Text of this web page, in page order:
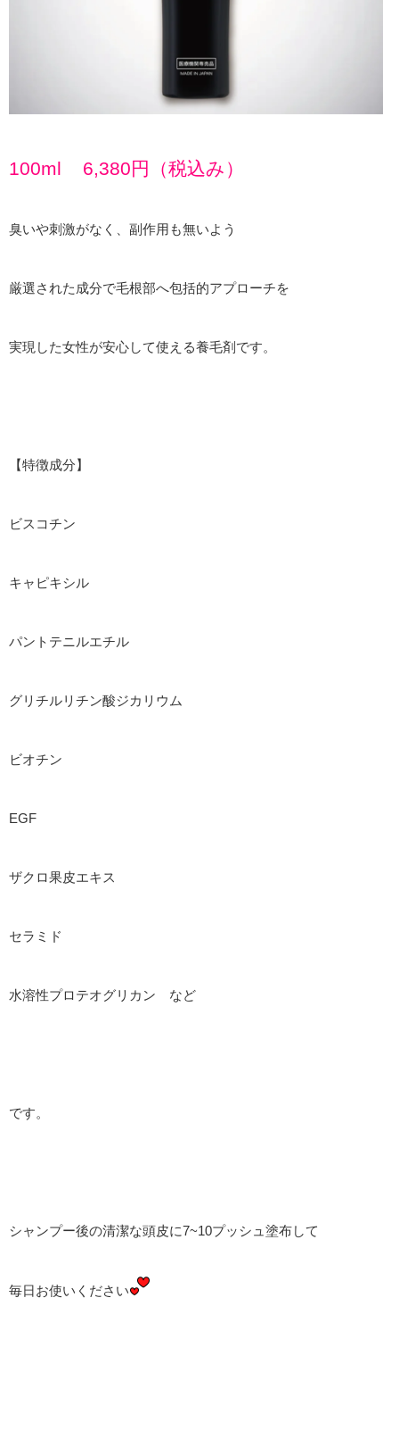
100ml 6,380円（税込み）
臭いや刺激がなく、副作用も無いよう
厳選された成分で毛根部へ包括的アプローチを
実現した女性が安心して使える養毛剤です。
【特徴成分】
ビスコチン
キャピキシル
パントテニルエチル
グリチルリチン酸ジカリウム
ビオチン
EGF
ザクロ果皮エキス
セラミド
水溶性プロテオグリカン など
です。
シャンプー後の清潔な頭皮に7~10プッシュ塗布して
毎日お使いください